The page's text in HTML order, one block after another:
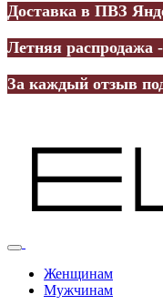
Доставка в ПВЗ
Летняя распродажа
За каждый отзыв
Женщинам
Мужчинам